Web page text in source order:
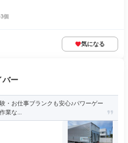
個
気になる
バー
・お仕事ブランクも安心♪パワーゲー
業な...